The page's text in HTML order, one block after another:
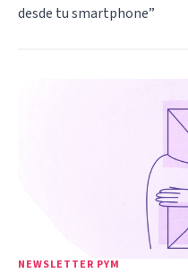
desde tu smartphone”
NEWSLETTER PYM